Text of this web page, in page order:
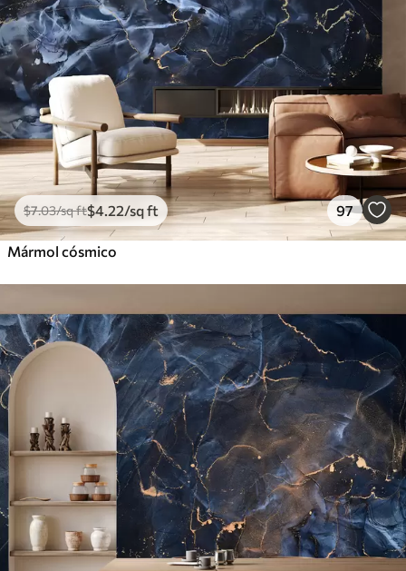
$7.03/sq ft$4 .22/sq ft 97
Mármol cósmico